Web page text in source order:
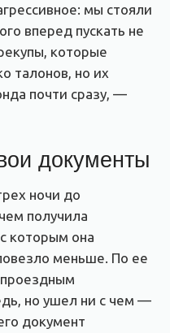
мы стояли
вперед пускать не
которые
талонов, но их
почти сразу, —
документы
ночи до
получила
которым она
меньше. По ее
но ушел ни с чем —
документ